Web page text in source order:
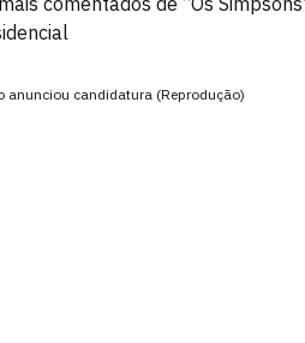
anunciou candidatura (Reprodução)